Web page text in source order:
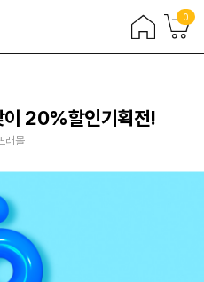
0
20%할인기획전!
래몰